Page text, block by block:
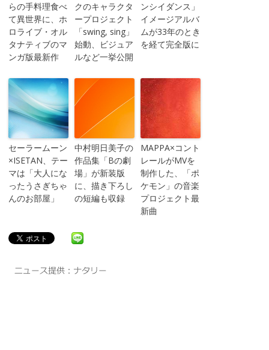
らの手料理食べ
て異世界に、ホ
ロライブ・オル
タナティブのマ
ンガ版最新作
クのキャラクタ
ープロジェクト
「swing, sing」
始動、ビジュア
ルなど一挙公開
ンシイダンス」
イメージアルバ
ムが33年のとき
を経て完全版に
セーラームーン
×ISETAN、テー
マは「大人にな
ったうさぎちゃ
んのお部屋」
中村明日美子の
作品集「Bの劇
場」が新装版
に、描き下ろし
の短編も収録
MAPPA×コント
レールがMVを
制作した、「ポ
ケモン」の音楽
プロジェクト最
新曲